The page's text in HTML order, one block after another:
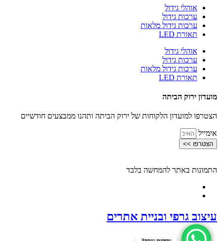
אוהלי גידול
ערכות גידול
ערכות גידול מלאות
תאורת LED
אוהלי גידול
ערכות גידול
ערכות גידול מלאות
תאורת LED
מועדון ירוק הביתה
הצטרפו למועדון הלקוחות של ירוק הביתה ותהנו ממבצעים חודשיים
אימייל
הצטרפו >>
התמונות באתר להמחשה בלבד
עיצוב גרפי ובניית אתרים